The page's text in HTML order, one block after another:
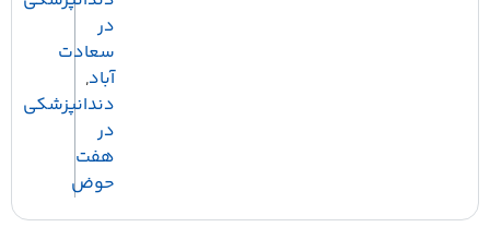
سعادت
دندانپزشکی